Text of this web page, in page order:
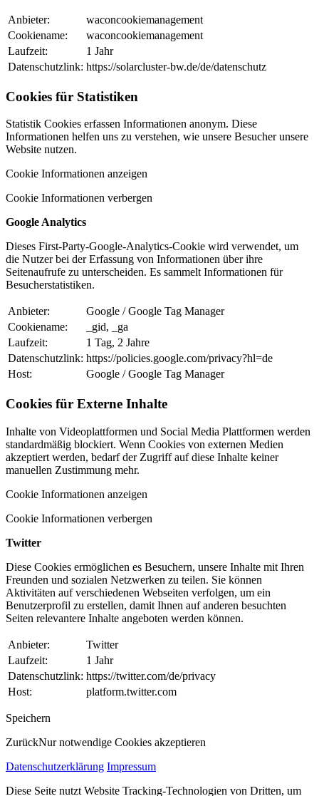
Anbieter:
waconcookiemanagement
Cookiename:
waconcookiemanagement
Laufzeit:
1 Jahr
Datenschutzlink: https://solarcluster-bw.de/de/datenschutz
Cookies für Statistiken
Statistik Cookies erfassen Informationen anonym. Diese
Informationen helfen uns zu verstehen, wie unsere Besucher unsere
Website nutzen.
Cookie Informationen anzeigen
Cookie Informationen verbergen
Google Analytics
Dieses First-Party-Google-Analytics-Cookie wird verwendet, um
die Nutzer bei der Erfassung von Informationen über ihre
Seitenaufrufe zu unterscheiden. Es sammelt Informationen für
Besucherstatistiken.
Anbieter:
Google / Google Tag Manager
Cookiename:
_gid, _ga
Laufzeit:
1 Tag, 2 Jahre
Datenschutzlink: https://policies.google.com/privacy?hl=de
Host:
Google / Google Tag Manager
Cookies für Externe Inhalte
Inhalte von Videoplattformen und Social Media Plattformen werden
standardmäßig blockiert. Wenn Cookies von externen Medien
akzeptiert werden, bedarf der Zugriff auf diese Inhalte keiner
manuellen Zustimmung mehr.
Cookie Informationen anzeigen
Cookie Informationen verbergen
Twitter
Diese Cookies ermöglichen es Besuchern, unsere Inhalte mit Ihren
Freunden und sozialen Netzwerken zu teilen. Sie können
Aktivitäten auf verschiedenen Webseiten verfolgen, um ein
Benutzerprofil zu erstellen, damit Ihnen auf anderen besuchten
Seiten relevantere Inhalte angeboten werden können.
Anbieter:
Twitter
Laufzeit:
1 Jahr
Datenschutzlink: https://twitter.com/de/privacy
Host:
platform.twitter.com
Speichern
ZurückNur notwendige Cookies akzeptieren
Datenschutzerklärung Impressum
Diese Seite nutzt Website Tracking-Technologien von Dritten, um